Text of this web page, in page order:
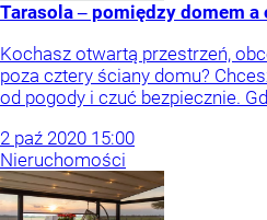
Tarasola ‒ pomiędzy domem a
Kochasz otwartą przestrzeń,
poza cztery ściany domu?
od pogody i czuć bezpiecznie.
2 paź 2020 15:00
Nieruchomości